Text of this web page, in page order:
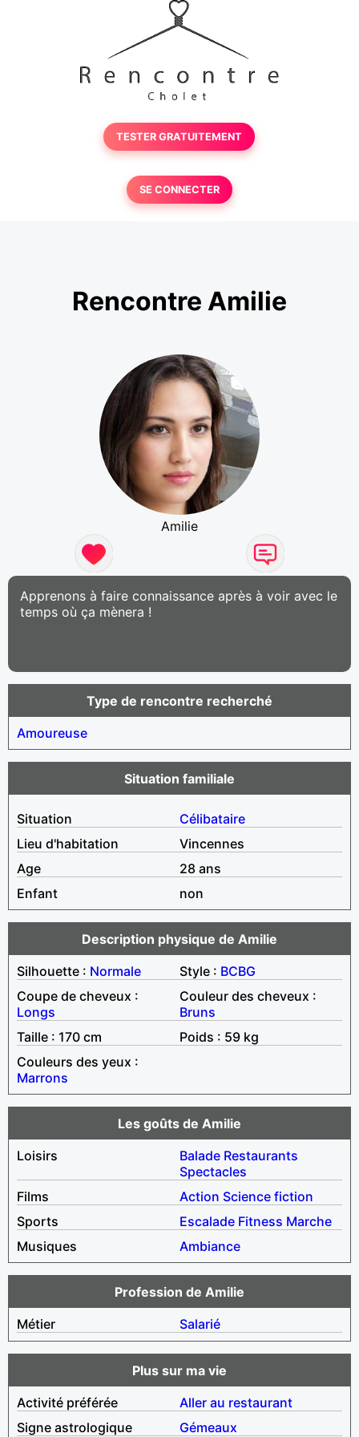
TESTER GRATUITEMENT
SE CONNECTER
Rencontre Amilie
Amilie
Apprenons à faire connaissance après à voir avec le
temps où ça mènera !
Type de rencontre recherché
Amoureuse
Situation familiale
Situation
Célibataire
Lieu d'habitation
Vincennes
Age
28 ans
Enfant
non
Description physique de Amilie
Silhouette : Normale Style : BCBG
Coupe de cheveux :
Longs
Couleur des cheveux :
Bruns
Taille : 170 cm
Poids : 59 kg
Couleurs des yeux :
Marrons
Les goûts de Amilie
Loisirs
Balade Restaurants
Spectacles
Films
Action Science fiction
Sports
Escalade Fitness Marche
Musiques
Ambiance
Profession de Amilie
Métier
Salarié
Plus sur ma vie
Activité préférée
Aller au restaurant
Signe astrologique
Gémeaux